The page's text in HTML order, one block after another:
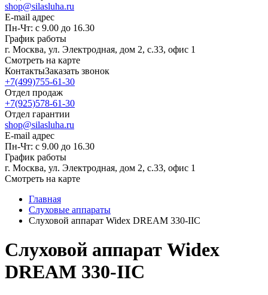
shop@silasluha.ru
E-mail адрес
Пн-Чт: с 9.00 до 16.30
График работы
г. Москва, ул. Электродная, дом 2, с.33, офис 1
Смотреть на карте
КонтактыЗаказать звонок
+7(499)755-61-30
Отдел продаж
+7(925)578-61-30
Отдел гарантии
shop@silasluha.ru
E-mail адрес
Пн-Чт: с 9.00 до 16.30
График работы
г. Москва, ул. Электродная, дом 2, с.33, офис 1
Смотреть на карте
Главная
Слуховые аппараты
Слуховой аппарат Widex DREAM 330-IIC
Слуховой аппарат Widex
DREAM 330-IIC